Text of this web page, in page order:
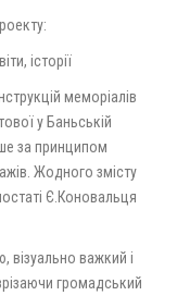
історії
меморіалів
у Баньській
за принципом
Жодного змісту
Є.Коновальця
візуально важкий і
громадський